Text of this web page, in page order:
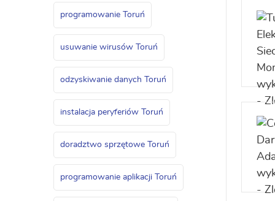
programowanie Toruń
usuwanie wirusów Toruń
odzyskiwanie danych Toruń
instalacja peryferiów Toruń
doradztwo sprzętowe Toruń
programowanie aplikacji Toruń